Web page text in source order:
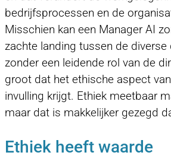
bedrijfsprocessen en de
Misschien kan een Manager AI
zachte landing tussen de
zonder een leidende rol van de
groot dat het ethische aspect
invulling krijgt. Ethiek meetbaar
maar dat is makkelijker gezegd
Ethiek heeft waarde